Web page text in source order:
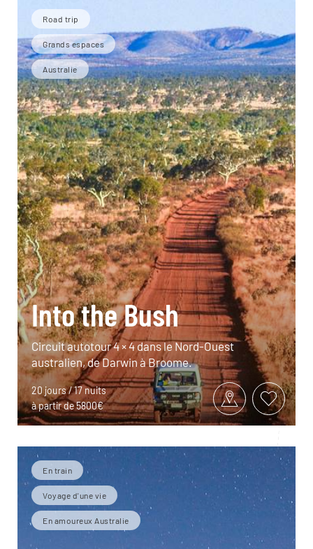
Road trip
Grands espaces
Australie
Into the Bush
Circuit autotour 4 × 4 dans le Nord-Ouest
australien, de Darwin à Broome.
20 jours / 17 nuits
à partir de 5800€
En train
Voyage d'une vie
En amoureux Australie